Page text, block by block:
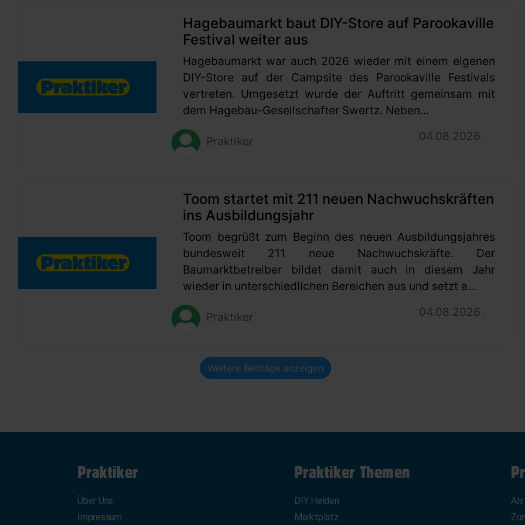
Hagebaumarkt baut DIY-Store auf Parookaville
Festival weiter aus
Hagebaumarkt war auch 2026 wieder mit einem eigenen
DIY-Store auf der Campsite des Parookaville Festivals
vertreten. Umgesetzt wurde der Auftritt gemeinsam mit
dem Hagebau-Gesellschafter Swertz. Neben...
Praktiker 04.08.2026 .
Toom startet mit 211 neuen Nachwuchskräften
ins Ausbildungsjahr
Toom begrüßt zum Beginn des neuen Ausbildungsjahres
bundesweit 211 neue Nachwuchskräfte. Der
Baumarktbetreiber bildet damit auch in diesem Jahr
wieder in unterschiedlichen Bereichen aus und setzt a...
Praktiker 04.08.2026 .
Weitere Beiträge anzeigen
Praktiker
Über Uns
Impressum
Praktiker Themen
DIY Helden
Marktplatz